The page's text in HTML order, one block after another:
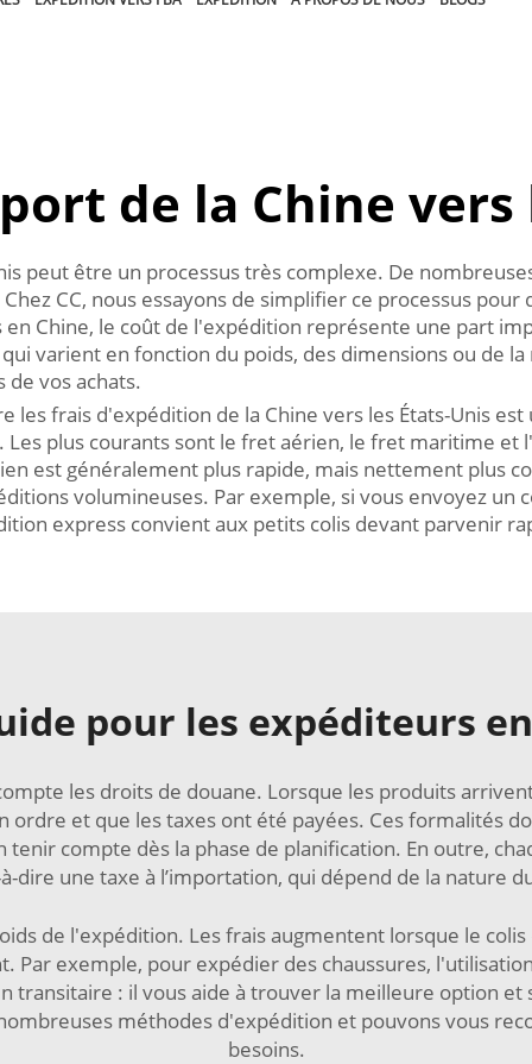
de la Chine vers
peut être un processus très complexe. De
CC, nous essayons de simplifier ce processus
Chine, le coût de l'expédition représente une part
varient en fonction du poids, des dimensions ou de
de vos achats.
les frais d'expédition de la Chine vers les États-Unis
plus courants sont le fret aérien, le fret maritime et
est généralement plus rapide, mais nettement plus
volumineuses. Par exemple, si vous envoyez
express convient aux petits colis devant parvenir
pour les expéditeurs
les droits de douane. Lorsque les produits
et que les taxes ont été payées. Ces formalités
compte dès la phase de planification. En outre,
dire une taxe à l’importation, qui dépend de la nature
de l'expédition. Les frais augmentent lorsque le
exemple, pour expédier des chaussures,
transitaire : il vous aide à trouver la meilleure option
méthodes d'expédition et pouvons vous
besoins.